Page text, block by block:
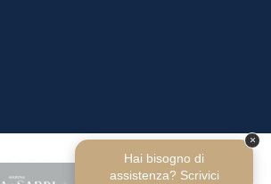
×
Hai bisogno di
assistenza? Scrivici